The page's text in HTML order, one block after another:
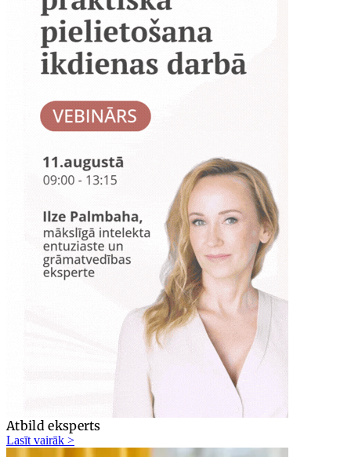
Atbild eksperts
Lasīt vairāk >